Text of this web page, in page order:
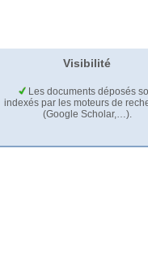
Visibilité
Les documents déposés
indexés par les moteurs de
(Google Scholar,…).